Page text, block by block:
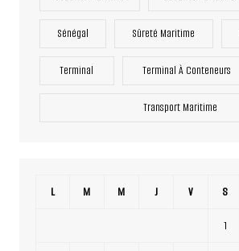
Sénégal Sûreté Maritime
Terminal Terminal À Conteneurs
Transport Maritime
L M M J V S
1